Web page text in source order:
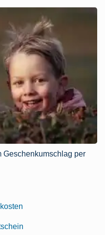
Geschenkumschlag per